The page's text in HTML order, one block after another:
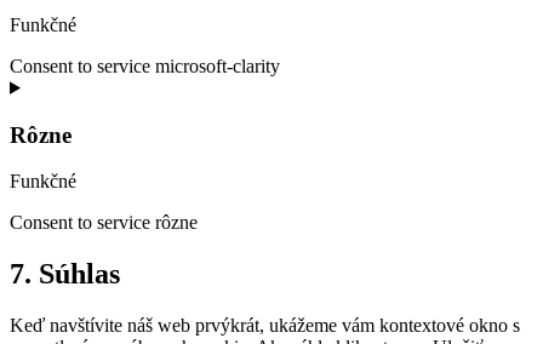
Funkčné
Consent to service microsoft-clarity
Rôzne
Funkčné
Consent to service rôzne
7. Súhlas
Keď navštívite náš web prvýkrát, ukážeme vám kontextové okno s